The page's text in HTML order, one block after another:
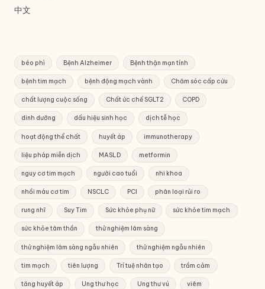
中文
béo phì Bệnh Alzheimer Bệnh thận mạn tính
bệnh tim mạch bệnh động mạch vành Chăm sóc cấp cứu
chất lượng cuộc sống Chất ức chế SGLT2 COPD
dinh dưỡng dấu hiệu sinh học dịch tễ học
hoạt động thể chất huyết áp immunotherapy
liệu pháp miễn dịch MASLD metformin
nguy cơ tim mạch người cao tuổi nhi khoa
nhồi máu cơ tim NSCLC PCI phân loại rủi ro
rung nhĩ Suy Tim Sức khỏe phụ nữ sức khỏe tim mạch
sức khỏe tâm thần thử nghiệm lâm sàng
thử nghiệm lâm sàng ngẫu nhiên thử nghiệm ngẫu nhiên
tim mạch tiên lượng Trí tuệ nhân tạo trầm cảm
tăng huyết áp Ung thư học Ung thư vú viêm